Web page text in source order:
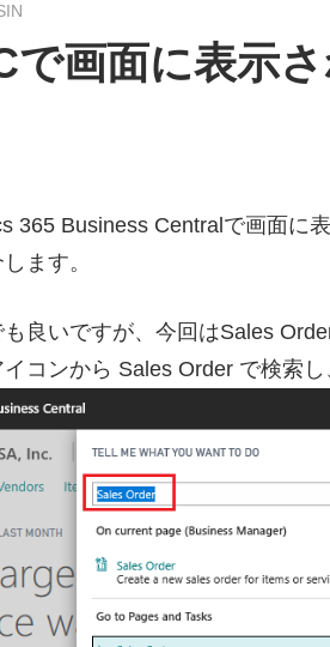
で画面に表示
365 Business Centralで画面に
ます。
良いですが、今回はSales
コンから Sales Order で検索